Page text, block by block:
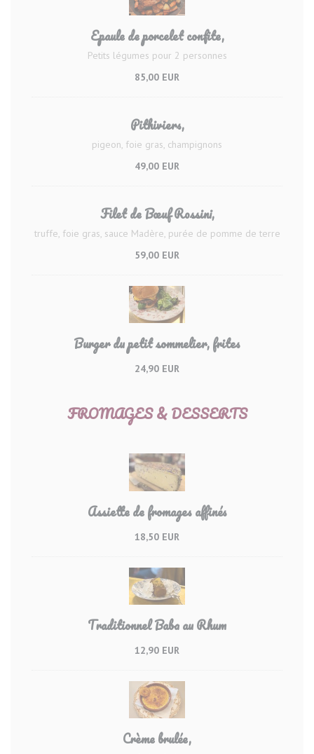
Epaule de porcelet confite,
Petits légumes pour 2 personnes
85,00 EUR
Pithiviers,
pigeon, foie gras, champignons
49,00 EUR
Filet de Bœuf Rossini,
truffe, foie gras, sauce Madère, purée de pomme de terre
59,00 EUR
Burger du petit sommelier, frites
24,90 EUR
FROMAGES & DESSERTS
Assiette de fromages affinés
18,50 EUR
Traditionnel Baba au Rhum
12,90 EUR
Crème brulée,